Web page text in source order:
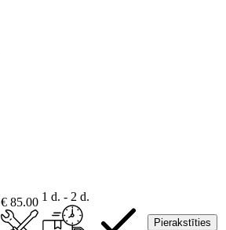
€ 85.00 1 d. - 2 d.
Pierakstīties